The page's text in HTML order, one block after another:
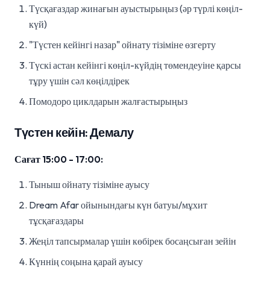
Түсқағаздар жинағын ауыстырыңыз (әр түрлі көңіл-
күй)
"Түстен кейінгі назар" ойнату тізіміне өзгерту
Түскі астан кейінгі көңіл-күйдің төмендеуіне қарсы
тұру үшін сәл көңілдірек
Помодоро циклдарын жалғастырыңыз
Түстен кейін: Демалу
Сағат 15:00 - 17:00:
Тыныш ойнату тізіміне ауысу
Dream Afar ойынындағы күн батуы/мұхит
тұсқағаздары
Жеңіл тапсырмалар үшін көбірек босаңсыған зейін
Күннің соңына қарай ауысу